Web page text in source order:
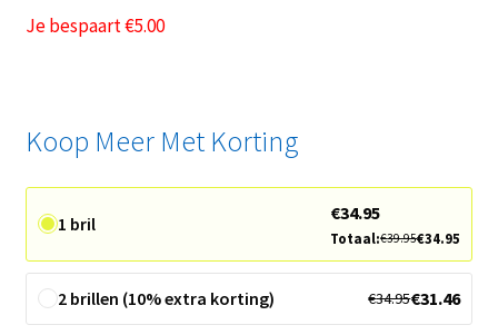
Je bespaart€5.00
Koop Meer Met Korting
1 bril €34.95
Totaal:€39.95€34.95
2 brillen (10% extra korting) €34.95€31.46